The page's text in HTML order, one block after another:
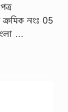
ক্রমিক নংঃ 05
…